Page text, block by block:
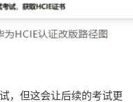
，但这会让后续的考试更